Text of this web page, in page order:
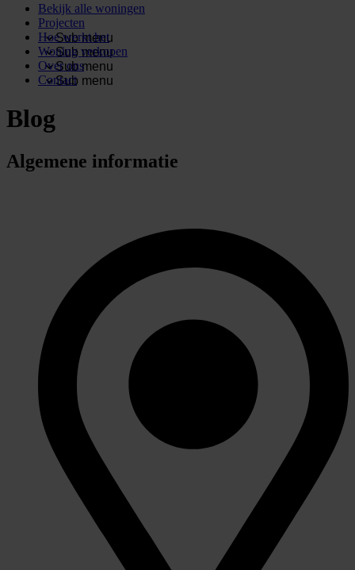
Bekijk alle woningen
Projecten
Sub menu
Hoe werkt het
Sub menu
Woning verkopen
Sub menu
Over ons
Sub menu
Contact
Blog
Algemene informatie